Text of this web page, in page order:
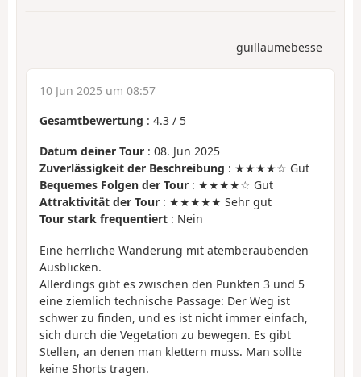
guillaumebesse
10 Jun 2025 um 08:57
Gesamtbewertung : 4.3 / 5
Datum deiner Tour : 08. Jun 2025
Zuverlässigkeit der Beschreibung : ★★★★☆ Gut
Bequemes Folgen der Tour : ★★★★☆ Gut
Attraktivität der Tour : ★★★★★ Sehr gut
Tour stark frequentiert : Nein
Eine herrliche Wanderung mit atemberaubenden
Ausblicken.
Allerdings gibt es zwischen den Punkten 3 und 5
eine ziemlich technische Passage: Der Weg ist
schwer zu finden, und es ist nicht immer einfach,
sich durch die Vegetation zu bewegen. Es gibt
Stellen, an denen man klettern muss. Man sollte
keine Shorts tragen.